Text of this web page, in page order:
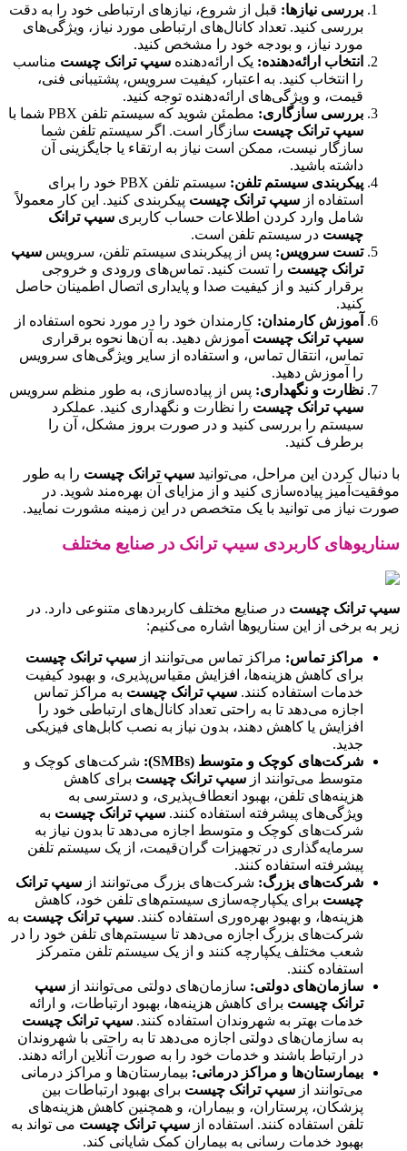
بررسی نیازها: قبل از شروع، نیازهای ارتباطی خود را به دقت
بررسی کنید. تعداد کانال‌های ارتباطی مورد نیاز، ویژگی‌های
مورد نیاز، و بودجه خود را مشخص کنید.
انتخاب ارائه‌دهنده: یک ارائه‌دهنده سیپ ترانک چیست مناسب
را انتخاب کنید. به اعتبار، کیفیت سرویس، پشتیبانی فنی،
قیمت، و ویژگی‌های ارائه‌دهنده توجه کنید.
بررسی سازگاری: مطمئن شوید که سیستم تلفن PBX شما با
سیپ ترانک چیست سازگار است. اگر سیستم تلفن شما
سازگار نیست، ممکن است نیاز به ارتقاء یا جایگزینی آن
داشته باشید.
پیکربندی سیستم تلفن:
سیستم تلفن PBX خود را برای
استفاده از سیپ ترانک چیست پیکربندی کنید. این کار معمولاً
شامل وارد کردن اطلاعات حساب کاربری سیپ ترانک
چیست در سیستم تلفن است.
تست سرویس: پس از پیکربندی سیستم تلفن، سرویس سیپ
ترانک چیست را تست کنید. تماس‌های ورودی و خروجی
برقرار کنید و از کیفیت صدا و پایداری اتصال اطمینان حاصل
کنید.
آموزش کارمندان: کارمندان خود را در مورد نحوه استفاده از
سیپ ترانک چیست آموزش دهید. به آن‌ها نحوه برقراری
تماس، انتقال تماس، و استفاده از سایر ویژگی‌های سرویس
را آموزش دهید.
نظارت و نگهداری: پس از پیاده‌سازی، به طور منظم سرویس
سیپ ترانک چیست را نظارت و نگهداری کنید. عملکرد
سیستم را بررسی کنید و در صورت بروز مشکل، آن را
برطرف کنید.
با دنبال کردن این مراحل، می‌توانید سیپ ترانک چیست را به طور
موفقیت‌آمیز پیاده‌سازی کنید و از مزایای آن بهره‌مند شوید. در
صورت نیاز می توانید با یک متخصص در این زمینه مشورت نمایید.
سناریوهای کاربردی سیپ ترانک در صنایع مختلف
سیپ ترانک چیست در صنایع مختلف کاربردهای متنوعی دارد. در
زیر به برخی از این سناریوها اشاره می‌کنیم:
مراکز تماس: مراکز تماس می‌توانند از سیپ ترانک چیست
برای کاهش هزینه‌ها، افزایش مقیاس‌پذیری، و بهبود کیفیت
خدمات استفاده کنند. سیپ ترانک چیست به مراکز تماس
اجازه می‌دهد تا به راحتی تعداد کانال‌های ارتباطی خود را
افزایش یا کاهش دهند، بدون نیاز به نصب کابل‌های فیزیکی
جدید.
شرکت‌های کوچک و متوسط (SMBs):
شرکت‌های کوچک و
متوسط می‌توانند از سیپ ترانک چیست برای کاهش
هزینه‌های تلفن، بهبود انعطاف‌پذیری، و دسترسی به
ویژگی‌های پیشرفته استفاده کنند. سیپ ترانک چیست به
شرکت‌های کوچک و متوسط اجازه می‌دهد تا بدون نیاز به
سرمایه‌گذاری در تجهیزات گران‌قیمت، از یک سیستم تلفن
پیشرفته استفاده کنند.
شرکت‌های بزرگ: شرکت‌های بزرگ می‌توانند از سیپ ترانک
چیست برای یکپارچه‌سازی سیستم‌های تلفن خود، کاهش
هزینه‌ها، و بهبود بهره‌وری استفاده کنند. سیپ ترانک چیست به
شرکت‌های بزرگ اجازه می‌دهد تا سیستم‌های تلفن خود را در
شعب مختلف یکپارچه کنند و از یک سیستم تلفن متمرکز
استفاده کنند.
سازمان‌های دولتی: سازمان‌های دولتی می‌توانند از سیپ
ترانک چیست برای کاهش هزینه‌ها، بهبود ارتباطات، و ارائه
خدمات بهتر به شهروندان استفاده کنند. سیپ ترانک چیست
به سازمان‌های دولتی اجازه می‌دهد تا به راحتی با شهروندان
در ارتباط باشند و خدمات خود را به صورت آنلاین ارائه دهند.
بیمارستان‌ها و مراکز درمانی: بیمارستان‌ها و مراکز درمانی
می‌توانند از سیپ ترانک چیست برای بهبود ارتباطات بین
پزشکان، پرستاران، و بیماران، و همچنین کاهش هزینه‌های
تلفن استفاده کنند. استفاده از سیپ ترانک چیست می تواند به
بهبود خدمات رسانی به بیماران کمک شایانی کند.